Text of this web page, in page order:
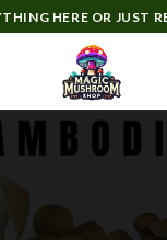
HERE OR JUST